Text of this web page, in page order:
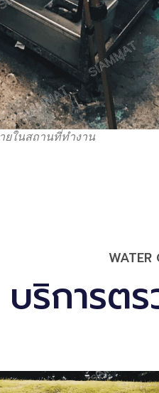
ยในสถานที่ทำงาน​
WATER
บริการต